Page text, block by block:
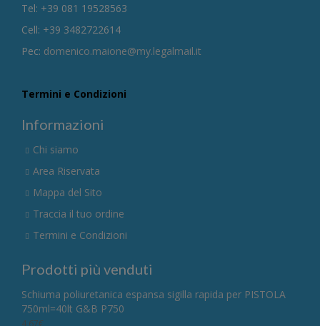
Tel: +39 081 19528563
Cell: +39 3482722614
Pec: domenico.maione@my.legalmail.it
Termini e Condizioni
Informazioni
Chi siamo
Area Riservata
Mappa del Sito
Traccia il tuo ordine
Termini e Condizioni
Prodotti più venduti
Schiuma poliuretanica espansa sigilla rapida per PISTOLA
750ml=40lt G&B P750
4,67€